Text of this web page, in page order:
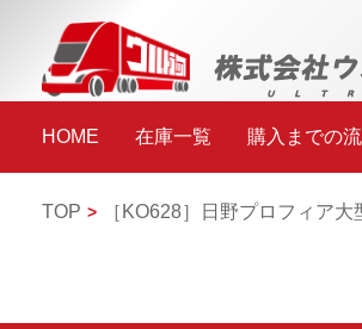
HOME 在庫一覧 購入までの
TOP ［KO628］ 日野プロフィア大